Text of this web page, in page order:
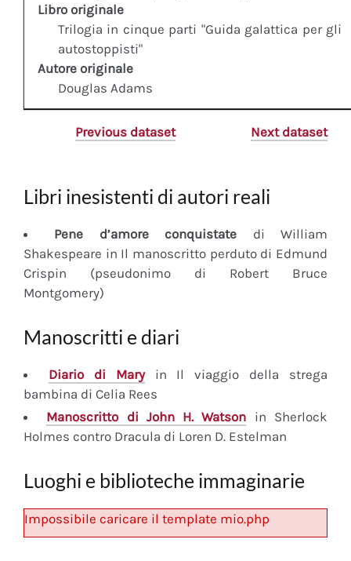
Libro originale
Trilogia in cinque parti "Guida galattica per gli
autostoppisti"
Autore originale
Douglas Adams
Previous dataset Next dataset
Libri inesistenti di autori reali
Pene d’amore conquistate di William
Shakespeare in Il manoscritto perduto di Edmund
Crispin (pseudonimo di Robert Bruce
Montgomery)
Manoscritti e diari
Diariodi Maryin Il viaggio della strega
bambina di Celia Rees
Manoscritto di John H. Watson in Sherlock
Holmes contro Dracula di Loren D. Estelman
Luoghi e biblioteche immaginarie
Impossibile caricare il template mio.php